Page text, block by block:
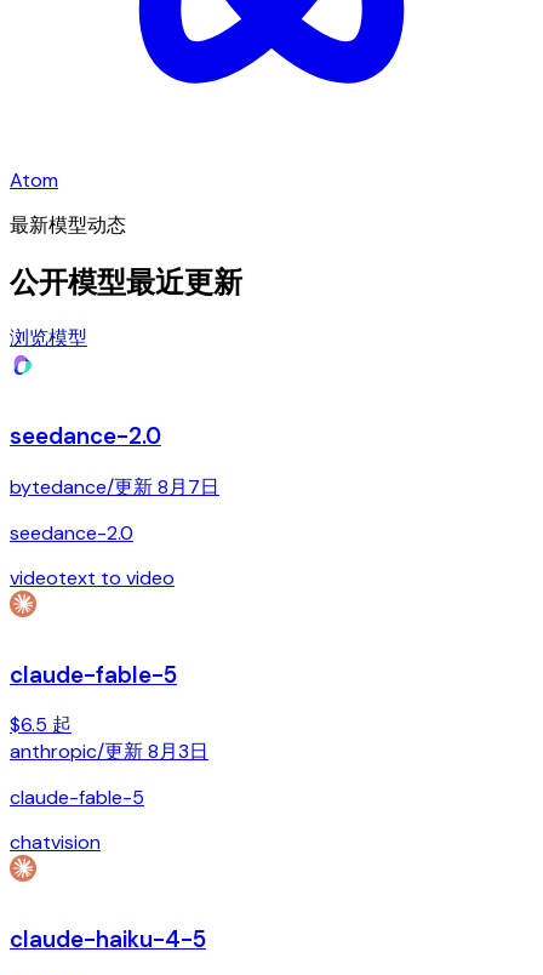
Atom
最新模型动态
公开模型最近更新
浏览模型
seedance-2.0
bytedance/更新8月7日
seedance-2.0
videotext to video
claude-fable-5
$6.5 起
anthropic/更新8月3日
claude-fable-5
chatvision
claude-haiku-4-5